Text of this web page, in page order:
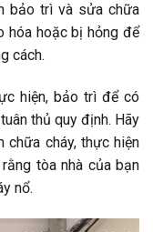
bảo trì và sửa chữa
hóa hoặc bị hỏng để
cách.
hiện, bảo trì để có
thủ quy định. Hãy
chữa cháy, thực hiện
tòa nhà của bạn
nổ.